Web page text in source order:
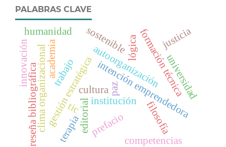
PALABRAS CLAVE
editorial intención emprendedora
institución
formación técnica
trabajo
tic
autoorganizaciónuniversidad
gestión estratégica
clima organizacional
reseña bibliográfica prefacio
paz
cultura
justicia
innovación academia
terapia filosofía
lógica
sostenible
competencias
humanidad